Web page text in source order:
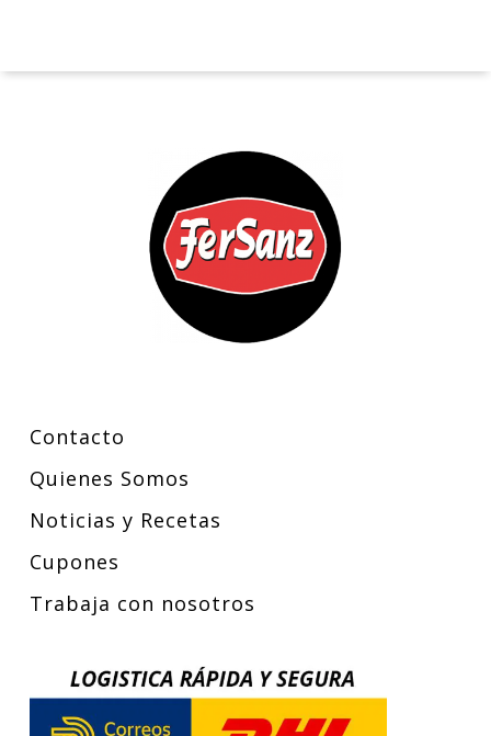
Contacto
Quienes Somos
Noticias y Recetas
Cupones
Trabaja con nosotros